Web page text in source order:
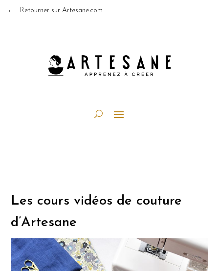
← Retourner sur Artesane.com
Les cours vidéos de couture
d’Artesane